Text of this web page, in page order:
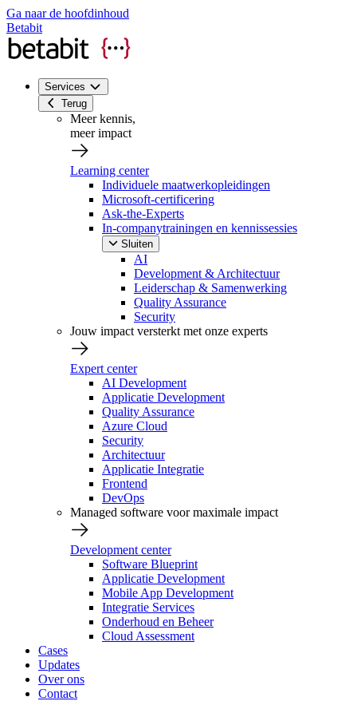
Ga naar de hoofdinhoud
Betabit
Services
Terug
Meer kennis,
meer impact
Learning center
Individuele maatwerkopleidingen
Microsoft-certificering
Ask-the-Experts
In-companytrainingen en kennissessies
Sluiten
AI
Development & Architectuur
Leiderschap & Samenwerking
Quality Assurance
Security
Jouw impact versterkt met onze experts
Expert center
AI Development
Applicatie Development
Quality Assurance
Azure Cloud
Security
Architectuur
Applicatie Integratie
Frontend
DevOps
Managed software voor maximale impact
Development center
Software Blueprint
Applicatie Development
Mobile App Development
Integratie Services
Onderhoud en Beheer
Cloud Assessment
Cases
Updates
Over ons
Contact